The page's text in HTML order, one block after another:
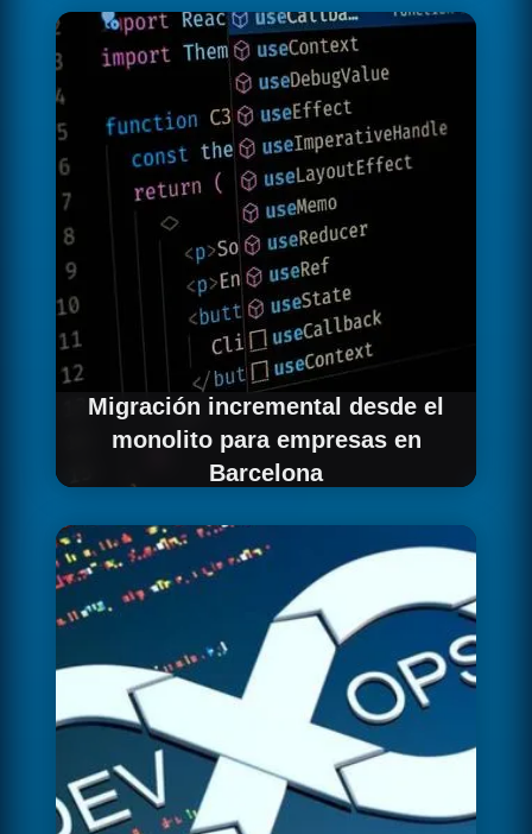
microservicio junto con toda la infraestructura
de soporte necesaria para empresas en
Barcelona: pipeline CI/CD, contenerización,
despliegue en Kubernetes, observabilidad y
patrones de comunicación. Este primer
servicio sirve como referencia y validación de
los patrones arquitecturales antes de extender
el modelo al resto de servicios.
Migración incremental desde el
monolito para empresas en
Barcelona
desde una aplicación monolítica existente,
aplicamos el patrón Strangler Fig: extrayendo
los dominios más adecuados del monolito de
forma incremental, uno a uno, manteniendo el
monolito en producción durante todo el
proceso y reduciendo gradualmente su
tamaño sin interrumpir el servicio en ningún